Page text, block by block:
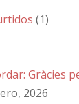
(1)
Gràcies
2026